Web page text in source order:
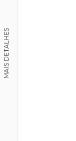
MAIS DETALHES